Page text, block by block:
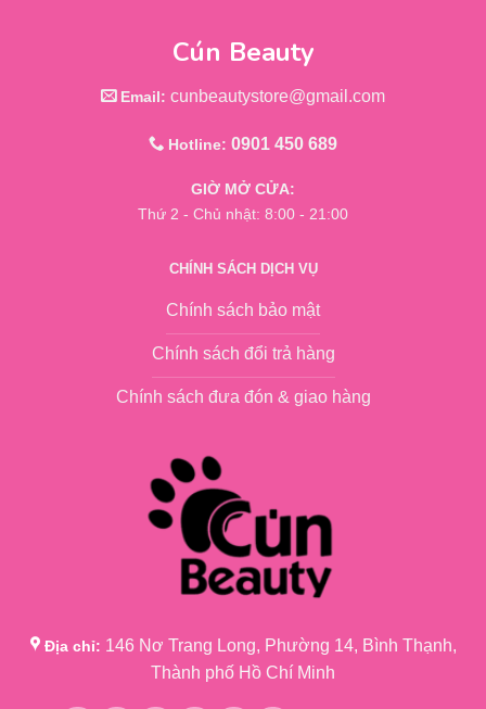
Cún Beauty
Email: cunbeautystore@gmail.com
Hotline: 0901 450 689
GIỜ MỞ CỬA:
Thứ 2 - Chủ nhật: 8:00 - 21:00
CHÍNH SÁCH DỊCH VỤ
Chính sách bảo mật
Chính sách đổi trả hàng
Chính sách đưa đón & giao hàng
Địa chỉ: 146 Nơ Trang Long, Phường 14, Bình Thạnh,
Thành phố Hồ Chí Minh